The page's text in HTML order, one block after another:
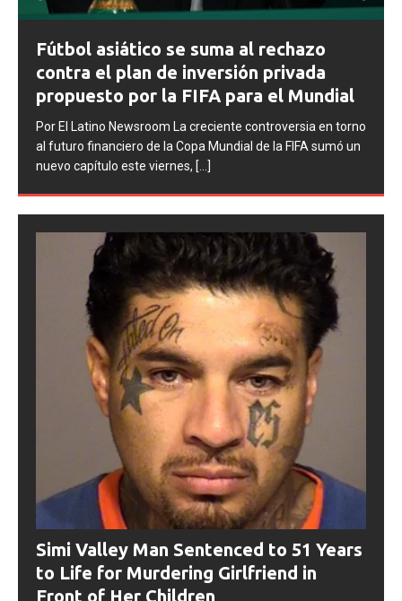
FIFA abre expedientes disciplinarios
contra Argentina tras los incidentes en
la final del Mundial 2026
Por El Latino Newsroom La FIFA inició una serie de
procesos disciplinarios contra la Asociación del Fútbol
Argentino (AFA), cuatro integrantes de la selección
argentina
Prev
Simi Valley Man Sentenced to 51 Years
to Life for Murdering Girlfriend in
Front of Her Children